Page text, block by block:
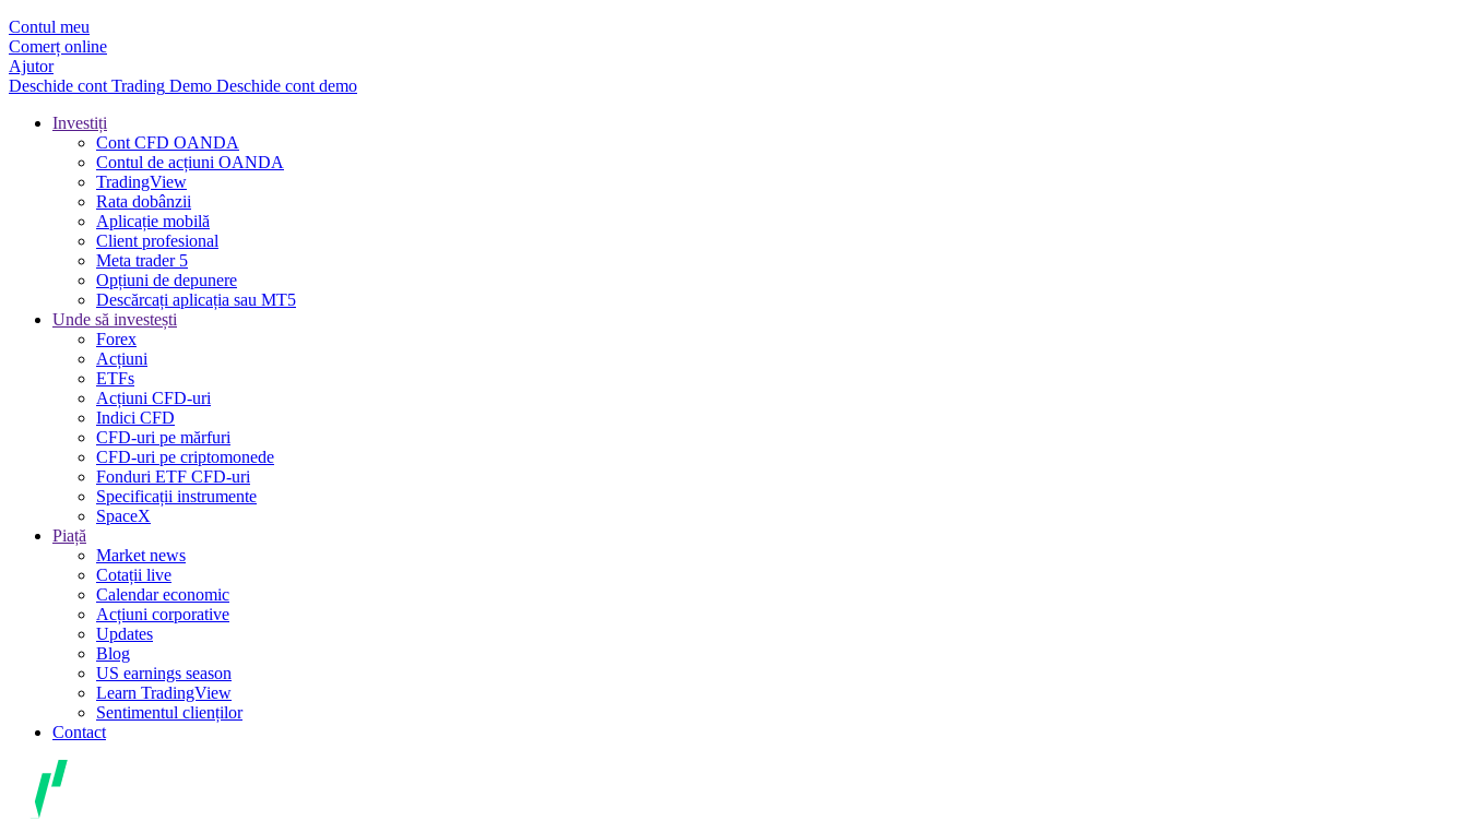
Contul meu
Comerț online
Ajutor
Deschide cont Trading Demo Deschide cont demo
Investiți
Cont CFD OANDA
Contul de acțiuni OANDA
TradingView
Rata dobânzii
Aplicație mobilă
Client profesional
Meta trader 5
Opțiuni de depunere
Descărcați aplicația sau MT5
Unde să investești
Forex
Acțiuni
ETFs
Acțiuni CFD-uri
Indici CFD
CFD-uri pe mărfuri
CFD-uri pe criptomonede
Fonduri ETF CFD-uri
Specificații instrumente
SpaceX
Piață
Market news
Cotații live
Calendar economic
Acțiuni corporative
Updates
Blog
US earnings season
Learn TradingView
Sentimentul clienților
Contact